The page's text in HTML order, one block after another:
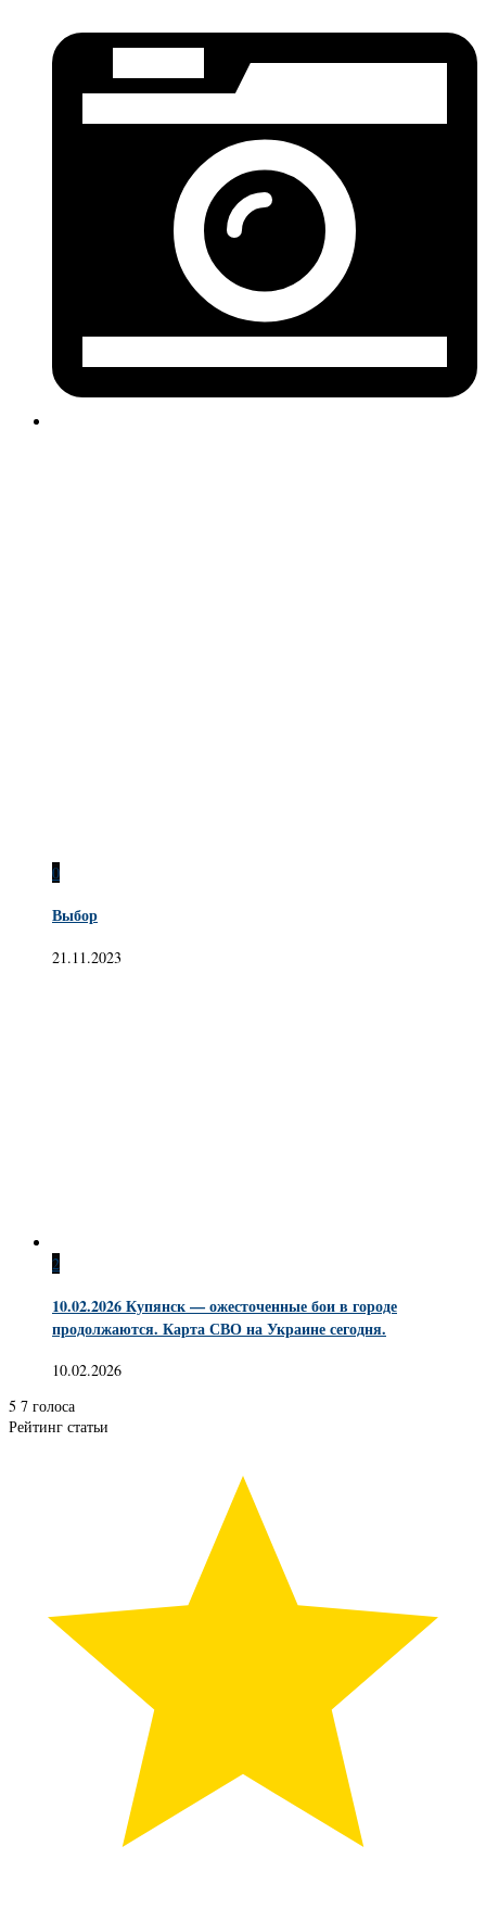
0
Выбор
21.11.2023
2
10.02.2026 Купянск — ожесточенные бои в городе
продолжаются. Карта СВО на Украине сегодня.
10.02.2026
5 7 голоса
Рейтинг статьи